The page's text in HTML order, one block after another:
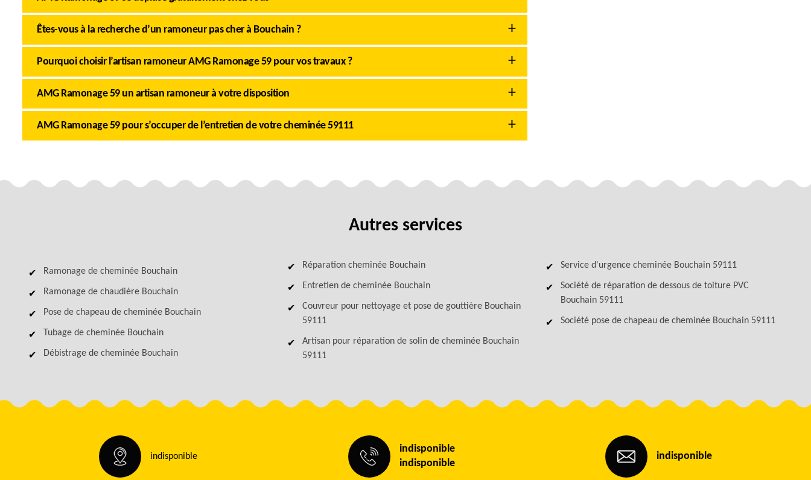
Êtes-vous à la recherche d’un ramoneur pas cher à Bouchain ?
Pourquoi choisir l’artisan ramoneur AMG Ramonage 59 pour vos travaux ?
AMG Ramonage 59 un artisan ramoneur à votre disposition
AMG Ramonage 59 pour s’occuper de l’entretien de votre cheminée 59111
Autres services
Ramonage de cheminée Bouchain
Ramonage de chaudière Bouchain
Pose de chapeau de cheminée Bouchain
Tubage de cheminée Bouchain
Débistrage de cheminée Bouchain
Réparation cheminée Bouchain
Entretien de cheminée Bouchain
Couvreur pour nettoyage et pose de gouttière Bouchain
59111
Artisan pour réparation de solin de cheminée Bouchain
59111
Service d'urgence cheminée Bouchain 59111
Société de réparation de dessous de toiture PVC
Bouchain 59111
Société pose de chapeau de cheminée Bouchain 59111
indisponible
indisponible
indisponible
indisponible